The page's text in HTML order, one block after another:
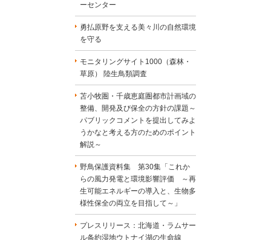
ーセンター
勇払原野を支える美々川の自然環境
を守る
モニタリングサイト1000（森林・
草原） 陸生鳥類調査
苫小牧圏・千歳恵庭圏都市計画域の
整備、開発及び保全の方針の課題～
パブリックコメントを提出してみよ
うかなと考える方のためのポイント
解説～
野鳥保護資料集 第30集「これか
らの風力発電と環境影響評価 ～再
生可能エネルギーの導入と、生物多
様性保全の両立を目指して～」
プレスリリース：北海道・ラムサー
ル条約湿地ウトナイ湖の生命線